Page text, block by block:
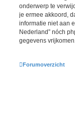
onderwerp te
je ermee akkoord,
informatie niet aan
Nederland” nóch
gegevens vrijkomen.
Forumoverzicht